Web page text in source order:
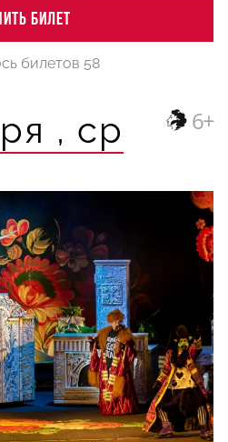
БИЛЕТ
билетов 58
, ср 6+